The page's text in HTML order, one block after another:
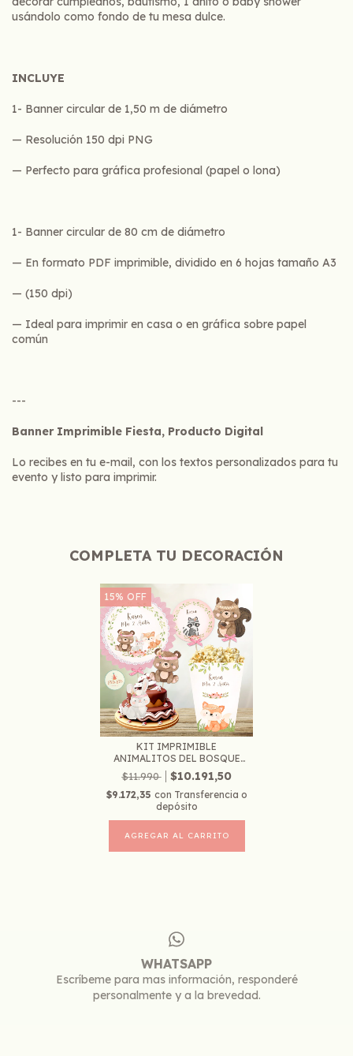
usándolo como fondo de tu mesa dulce.
INCLUYE
1- Banner circular de 1,50 m de diámetro
— Resolución 150 dpi PNG
— Perfecto para gráfica profesional (papel o lona)
1- Banner circular de 80 cm de diámetro
— En formato PDF imprimible, dividido en 6 hojas tamaño A3
— (150 dpi)
— Ideal para imprimir en casa o en gráfica sobre papel
común
---
Banner Imprimible Fiesta, Producto Digital
Lo recibes en tu e-mail, con los textos personalizados para tu
evento y listo para imprimir.
COMPLETA TU DECORACIÓN
15% OFF
KIT IMPRIMIBLE
ANIMALITOS DEL BOSQUE
TRI...
$11.990 $10.191,50
$9.172,35 con Transferencia o
depósito
WHATSAPP
Escríbeme para mas información, responderé
personalmente y a la brevedad.